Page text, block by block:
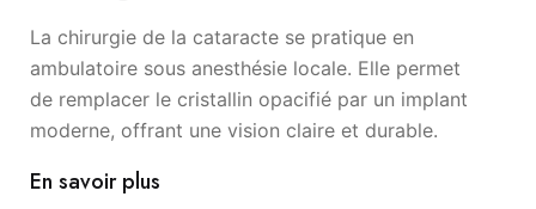
La chirurgie de la cataracte se pratique en
ambulatoire sous anesthésie locale. Elle permet
de remplacer le cristallin opacifié par un implant
moderne, offrant une vision claire et durable.
En savoir plus